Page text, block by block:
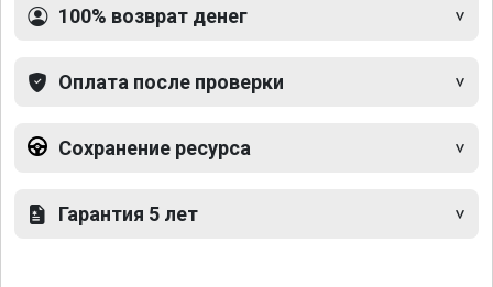
100% возврат денег
Оплата после проверки
Сохранение ресурса
Гарантия 5 лет